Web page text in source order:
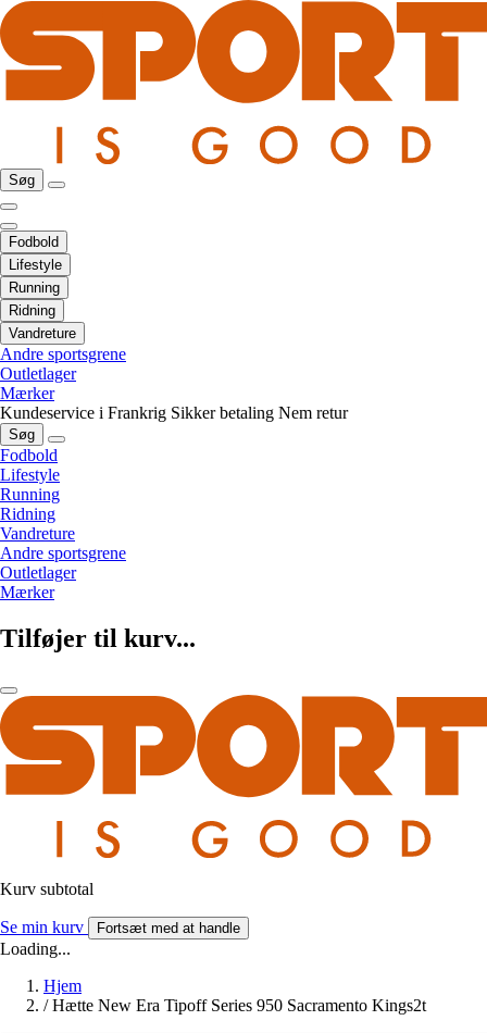
Søg
Fodbold
Lifestyle
Running
Ridning
Vandreture
Andre sportsgrene
Outletlager
Mærker
Kundeservice i Frankrig Sikker betaling Nem retur
Søg
Fodbold
Lifestyle
Running
Ridning
Vandreture
Andre sportsgrene
Outletlager
Mærker
Tilføjer til kurv...
Kurv subtotal
Se min kurv Fortsæt med at handle
Loading...
Hjem
/ Hætte New Era Tipoff Series 950 Sacramento Kings2t